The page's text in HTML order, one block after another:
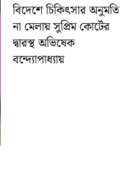
বিদেশে চিকিৎসার অনুমতি
না মেলায় সুপ্রিম কোর্টের
দ্বারস্থ অভিষেক
বন্দ্যোপাধ্যায়